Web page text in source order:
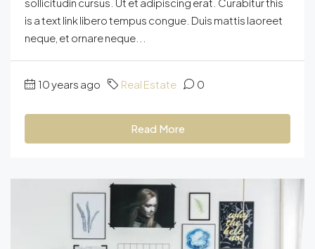
is a text link libero tempus congue. Duis mattis laoreet
neque, et ornare neque...
10 years ago Real Estate 0
Read More